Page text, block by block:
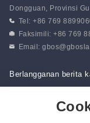
Dongguan, Provinsi
Tel: +86 769
Faksimili: +86 769
Email:
Berlangganan berita